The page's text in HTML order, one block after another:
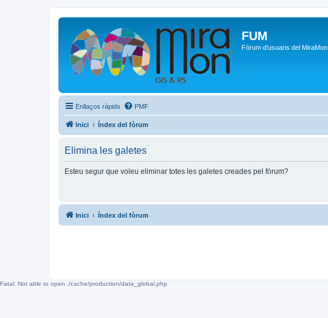
FUM
Fòrum d'usuaris del MiraMon
Enllaços ràpids PMF
Inici Índex del fòrum
Elimina les galetes
Esteu segur que voleu eliminar totes les galetes creades pel fòrum?
Inici Índex del fòrum
Fatal: Not able to open ./cache/production/data_global.php